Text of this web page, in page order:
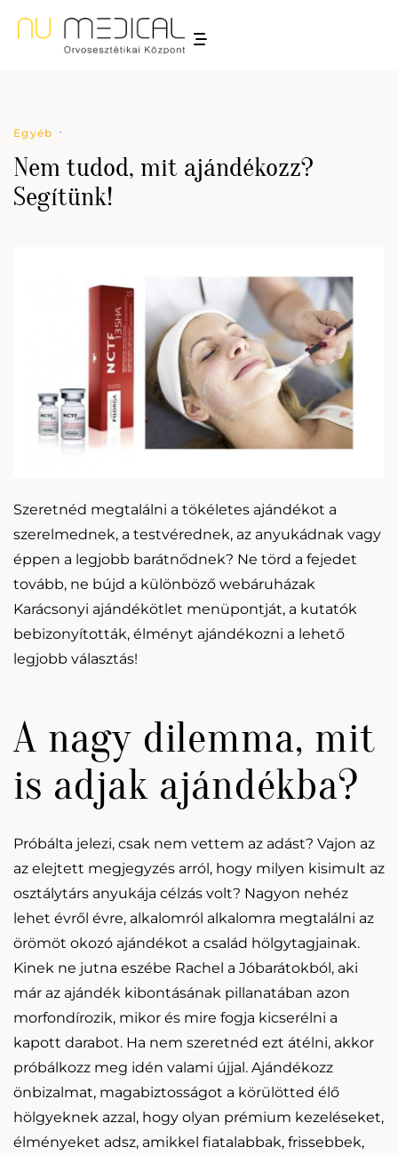
Egyéb
Nem tudod, mit ajándékozz?
Segítünk!
Szeretnéd megtalálni a tökéletes ajándékot a
szerelmednek, a testvérednek, az anyukádnak vagy
éppen a legjobb barátnődnek? Ne törd a fejedet
tovább, ne bújd a különböző webáruházak
Karácsonyi ajándékötlet menüpontját, a kutatók
bebizonyították, élményt ajándékozni a lehető
legjobb választás!
A nagy dilemma, mit
is adjak ajándékba?
Próbálta jelezi, csak nem vettem az adást? Vajon az
az elejtett megjegyzés arról, hogy milyen kisimult az
osztálytárs anyukája célzás volt? Nagyon nehéz
lehet évről évre, alkalomról alkalomra megtalálni az
örömöt okozó ajándékot a család hölgytagjainak.
Kinek ne jutna eszébe Rachel a Jóbarátokból, aki
már az ajándék kibontásának pillanatában azon
morfondírozik, mikor és mire fogja kicserélni a
kapott darabot. Ha nem szeretnéd ezt átélni, akkor
próbálkozz meg idén valami újjal. Ajándékozz
önbizalmat, magabiztosságot a körülötted élő
hölgyeknek azzal, hogy olyan prémium kezeléseket,
élményeket adsz, amikkel fiatalabbak, frissebbek,